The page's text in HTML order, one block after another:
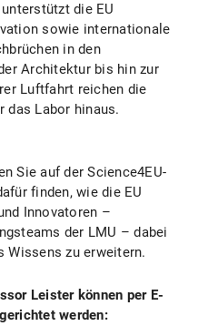
die EU
sowie internationale
in den
Architektur bis hin zur
Luftfahrt reichen die
das Labor hinaus.
Sie auf der Science4EU-
finden, wie die EU
Innovatoren –
der LMU – dabei
Wissens zu erweitern.
Leister können per E-
werden: